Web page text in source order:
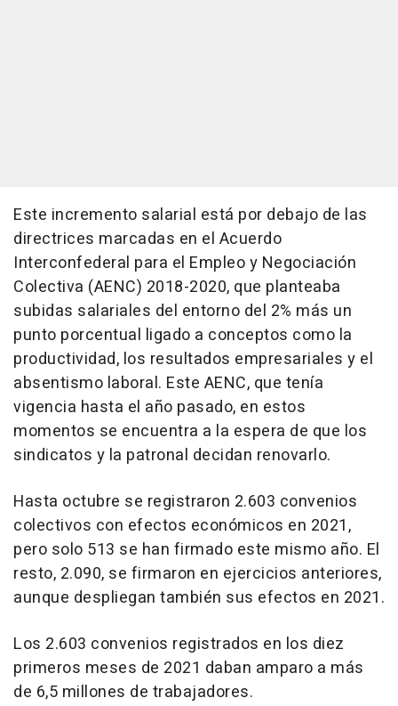
Este incremento salarial está por debajo de las
directrices marcadas en el Acuerdo
Interconfederal para el Empleo y Negociación
Colectiva (AENC) 2018-2020, que planteaba
subidas salariales del entorno del 2% más un
punto porcentual ligado a conceptos como la
productividad, los resultados empresariales y el
absentismo laboral. Este AENC, que tenía
vigencia hasta el año pasado, en estos
momentos se encuentra a la espera de que los
sindicatos y la patronal decidan renovarlo.
Hasta octubre se registraron 2.603 convenios
colectivos con efectos económicos en 2021,
pero solo 513 se han firmado este mismo año. El
resto, 2.090, se firmaron en ejercicios anteriores,
aunque despliegan también sus efectos en 2021.
Los 2.603 convenios registrados en los diez
primeros meses de 2021 daban amparo a más
de 6,5 millones de trabajadores.